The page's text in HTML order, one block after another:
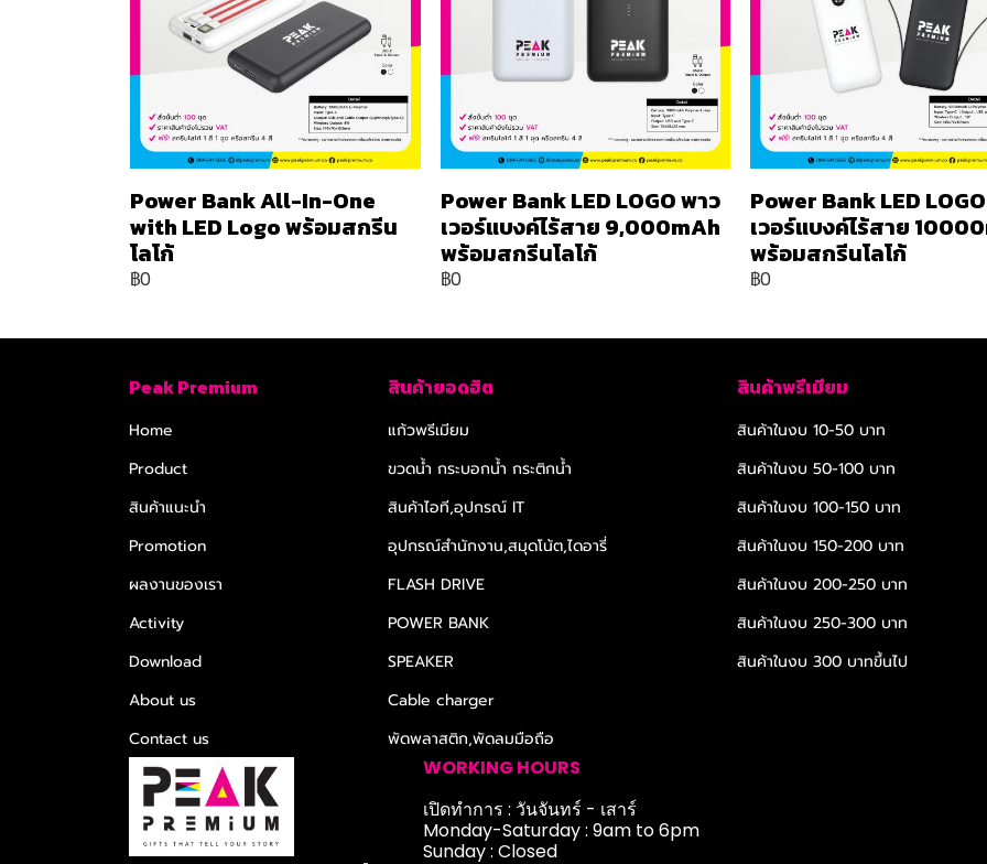
Power Bank All-In-One
with LED Logo พร้อมสกรีน
โลโก้
฿0
Power Bank LED LOGO พาว
เวอร์แบงค์ไร้สาย 9,000mAh
พร้อมสกรีนโลโก้
฿0
Power Bank LED
เวอร์แบงค์ไร้สาย
พร้อมสกรีนโลโก้
฿0
Peak Premium
Home
Product
สินค้าแนะนำ
Promotion
ผลงานของเรา
Activity
Download
About us
Contact us
สินค้ายอดฮิต
แก้วพรีเมียม
ขวดน้ำ กระบอกน้ำ กระติกน้ำ
สินค้าไอที,อุปกรณ์ IT
อุปกรณ์สำนักงาน,สมุดโน้ต,ไดอารี่
FLASH DRIVE
POWER BANK
SPEAKER
Cable charger
พัดพลาสติก,พัดลมมือถือ
สินค้าพรีเมียม
สินค้าในงบ 10-50 บาท
สินค้าในงบ 50-100 บาท
สินค้าในงบ 100-150 บาท
สินค้าในงบ 150-200 บาท
สินค้าในงบ 200-250 บาท
สินค้าในงบ 250-300 บาท
สินค้าในงบ 300 บาทขึ้นไป
WORKING HOURS
เปิดทำการ : วันจันทร์ - เสาร์
Monday-Saturday : 9am to 6pm
Sunday : Closed